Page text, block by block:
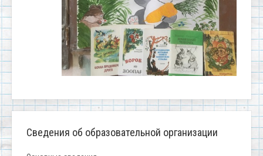
Сведения об образовательной организации